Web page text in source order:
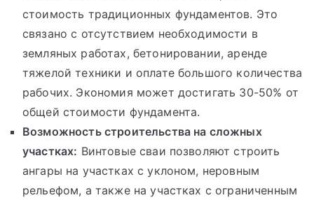
стоимость традиционных фундаментов. Это
связано с отсутствием необходимости в
земляных работах, бетонировании, аренде
тяжелой техники и оплате большого количества
рабочих. Экономия может достигать 30-50% от
общей стоимости фундамента.
Возможность строительства на сложных
участках: Винтовые сваи позволяют строить
ангары на участках с уклоном, неровным
рельефом, а также на участках с ограниченным